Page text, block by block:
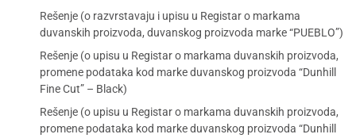
Rešenje (o razvrstavaju i upisu u Registar o markama
duvanskih proizvoda, duvanskog proizvoda marke “PUEBLO”)
Rešenje (o upisu u Registar o markama duvanskih proizvoda,
promene podataka kod marke duvanskog proizvoda “Dunhill
Fine Cut” – Black)
Rešenje (o upisu u Registar o markama duvanskih proizvoda,
promene podataka kod marke duvanskog proizvoda “Dunhill